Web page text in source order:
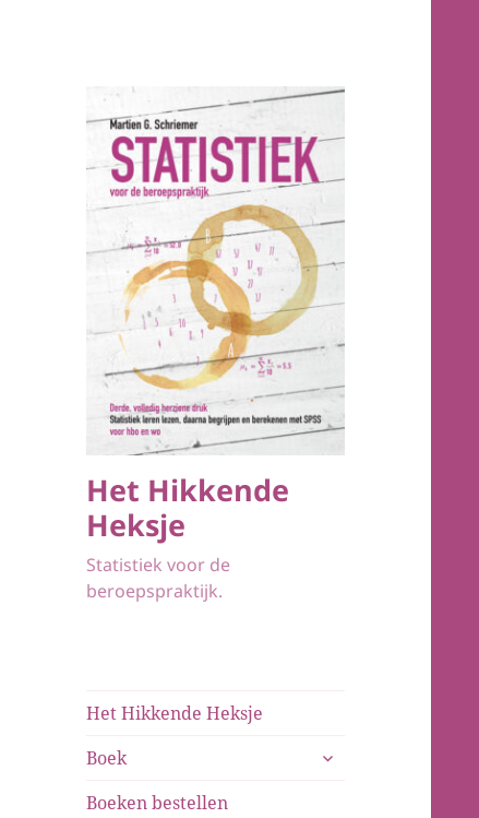
Het Hikkende
Heksje
Statistiek voor de
beroepspraktijk.
Het Hikkende Heksje
Boek
submenu
Boeken bestellen